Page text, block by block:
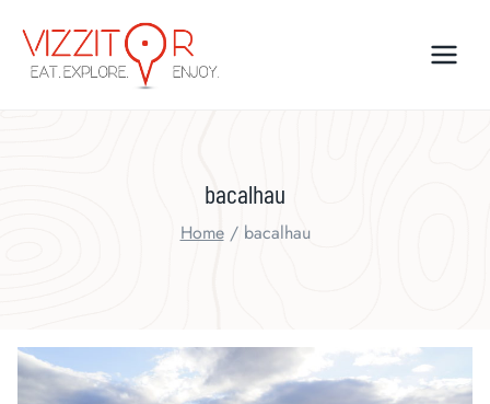
content
bacalhau
Home / bacalhau